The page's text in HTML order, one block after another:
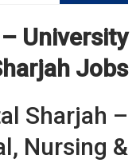
University
Jobs
Sharjah –
Nursing &